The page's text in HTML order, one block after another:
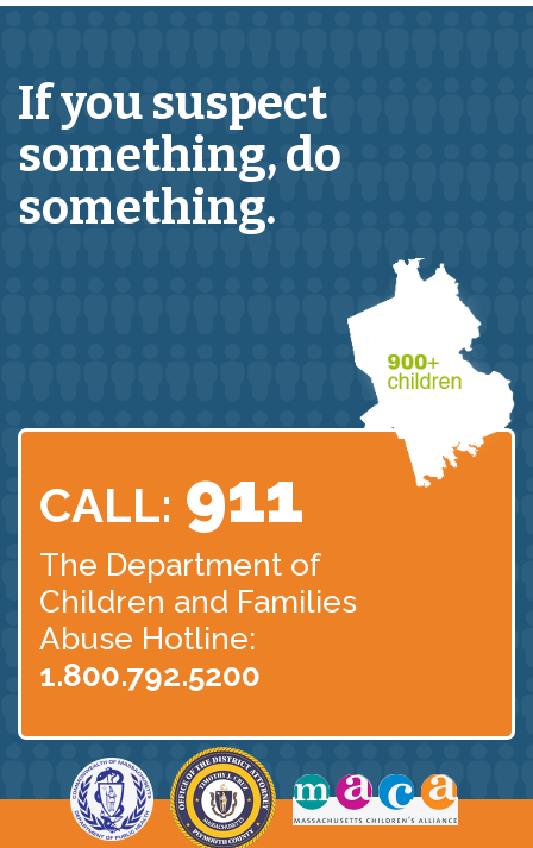
If you suspect
something,do
something.
CALL: 911
The Department of
Children and Families
Abuse Hotline:
1.800.792.5200